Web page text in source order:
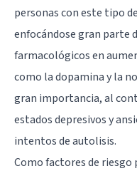
personas con este tipo
enfocándose gran parte
farmacológicos en
como ladopaminay la
gran importancia, al
estados depresivosy
intentos de autolisis.
Como factores de